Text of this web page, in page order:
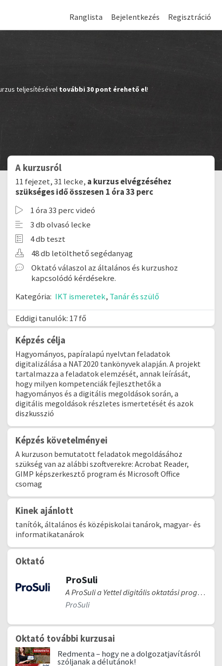
Ranglista Bejelentkezés Regisztráció
teljesítésével további 30 pont érehető el!
A kurzusról
11 fejezet, 31 lecke, a kurzus elvégzéséhez
szükséges idő összesen 1 óra 33 perc
1 óra 33 perc videó
3 db olvasó lecke
4 db teszt
48 db letölthető segédanyag
Oktató válaszol az általános és kurzushoz
kapcsolódó kérdésekre.
Kategória: IKT ismeretek, Tanár és szülő
Eddigi tanulók: 17 fő
Képzés célja
Hagyományos, papíralapú nyelvtan feladatok
digitalizálása a NAT2020 tankönyvek alapján. A projekt
tartalmazza a feladatok elemzését, annak leírását,
hogy milyen kompetenciák fejleszthetők a
hagyományos és a digitális megoldások során, a
digitális megoldások részletes ismertetését és azok
diszkusszió
Képzés követelményei
A kurzuson bemutatott feladatok megoldásához
szükség van az alábbi szoftverekre: Acrobat Reader,
GIMP képszerkesztő program és Microsoft Office
csomag
Kinek ajánlott
tanítók, általános és középiskolai tanárok, magyar- és
informatikatanárok
Oktató
ProSuli
A ProSuli a Yettel digitális oktatási programja. Országosan 5 iskolával indult, ezek az iskolák a ProSuli (kezdetben HiperSuli) program alapítói. A kezdeti pilot időszakban azt vizsgáltuk, hogyan lehet táblagéppel és mobilinternettel segíteni, színesebbé, hatékonyabbá tenni az oktatást. A pilot időszak tapasztalataival felvértezve a ProSuli program második fázisától további iskoláknak is lehetőséget biztosítunk, hogy csatlakozzanak a programhoz. A ProSuli programmal a Yettel Magyarország arra törekszik, hogy innovatív, eredményesebb módszerekkel segítse a fiatalokat a tanulásban, a pedagógusokat pedig az oktatásban, ily módon a gyerekek oktatása és készségfejlesztése terén biztosítson támogatást az információs technológia segítségével. A pedagógusokat szakmai rendezvényekkel, képzésekkel, zárt Facebook-csoporttal is támogatjuk.
ProSuli
Oktató további kurzusai
Redmenta – hogy ne a dolgozatjavításról
szóljanak a délutánok!